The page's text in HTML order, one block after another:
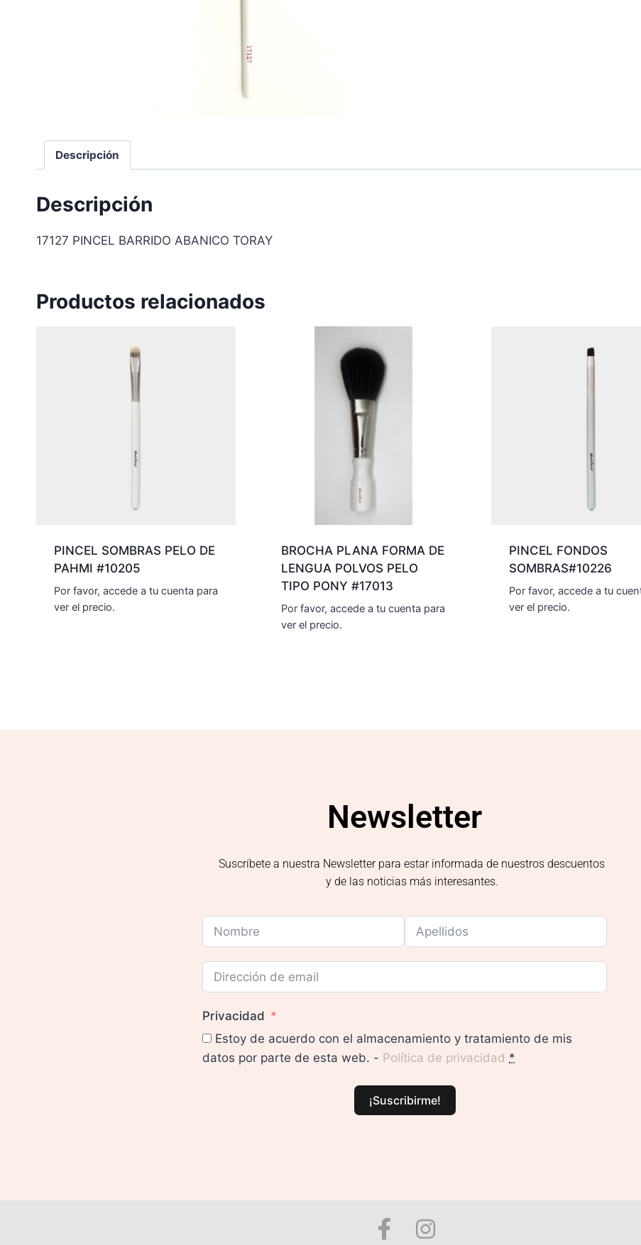
Descripción
Descripción
17127 PINCEL BARRIDO ABANICO TORAY
Productos relacionados
PINCEL SOMBRAS PELO DE
PAHMI #10205
Por favor, accede a tu cuenta para
ver el precio.
BROCHA PLANA FORMA DE
LENGUA POLVOS PELO
TIPO PONY #17013
Por favor, accede a tu cuenta para
ver el precio.
PINCEL FONDOS
SOMBRAS#10226
Por favor, accede a tu
ver el precio.
Newsletter
Suscríbete a nuestra Newsletter para estar informada de nuestros descuentos
y de las noticias más interesantes.
Privacidad
Estoy de acuerdo con el almacenamiento y tratamiento de mis
datos por parte de esta web. - Política de privacidad *
¡Suscribirme!